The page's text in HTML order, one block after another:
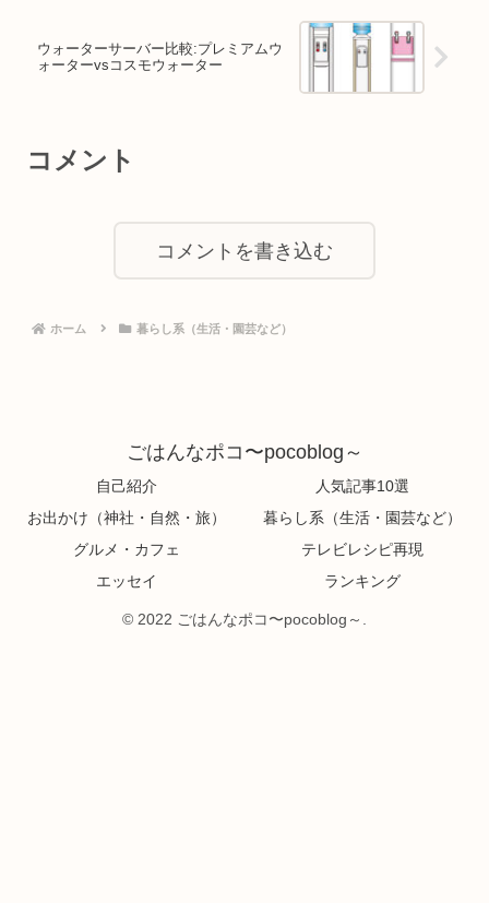
ウォーターサーバー比較:プレミアムウ
ォーターvsコスモウォーター
コメント
コメントを書き込む
ホーム 暮らし系（生活・園芸など）
ごはんなポコ〜pocoblog～
自己紹介
人気記事10選
お出かけ（神社・自然・旅）
暮らし系（生活・園芸など）
グルメ・カフェ
テレビレシピ再現
エッセイ
ランキング
© 2022 ごはんなポコ〜pocoblog～.